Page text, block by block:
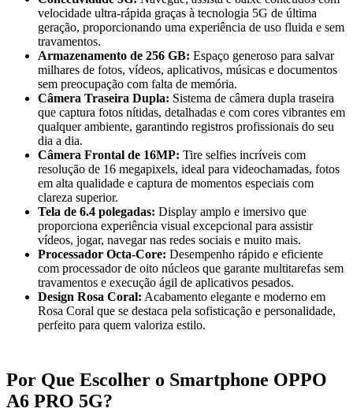
velocidade ultra-rápida graças à tecnologia 5G de última
geração, proporcionando uma experiência de uso fluida e sem
travamentos.
Armazenamento de 256 GB: Espaço generoso para salvar
milhares de fotos, vídeos, aplicativos, músicas e documentos
sem preocupação com falta de memória.
Câmera Traseira Dupla: Sistema de câmera dupla traseira
que captura fotos nítidas, detalhadas e com cores vibrantes em
qualquer ambiente, garantindo registros profissionais do seu
dia a dia.
Câmera Frontal de 16MP: Tire selfies incríveis com
resolução de 16 megapixels, ideal para videochamadas, fotos
em alta qualidade e captura de momentos especiais com
clareza superior.
Tela de 6.4 polegadas: Display amplo e imersivo que
proporciona experiência visual excepcional para assistir
vídeos, jogar, navegar nas redes sociais e muito mais.
Processador Octa-Core: Desempenho rápido e eficiente
com processador de oito núcleos que garante multitarefas sem
travamentos e execução ágil de aplicativos pesados.
Design Rosa Coral: Acabamento elegante e moderno em
Rosa Coral que se destaca pela sofisticação e personalidade,
perfeito para quem valoriza estilo.
Por Que Escolher o Smartphone OPPO
A6 PRO 5G?